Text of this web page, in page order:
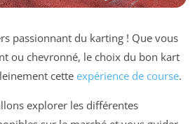
passionnant du karting ! Que vous
ou chevronné, le choix du bon kart
cette expérience de course.
explorer les différentes